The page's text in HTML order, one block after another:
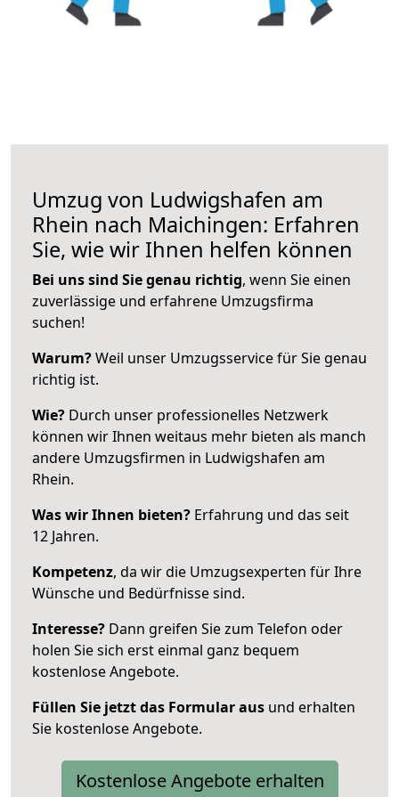
Umzug von Ludwigshafen am
Rhein nach Maichingen: Erfahren
Sie, wie wir Ihnen helfen können
Bei uns sind Sie genau richtig, wenn Sie einen
zuverlässige und erfahrene Umzugsfirma
suchen!
Warum?Weil unser Umzugsservice für Sie genau
richtig ist.
Wie? Durch unser professionelles Netzwerk
können wir Ihnen weitaus mehr bieten als manch
andere Umzugsfirmen in Ludwigshafen am
Rhein.
Was wir Ihnen bieten? Erfahrung und das seit
12 Jahren.
Kompetenz, da wir die Umzugsexperten für Ihre
Wünsche und Bedürfnisse sind.
Interesse? Dann greifen Sie zum Telefon oder
holen Sie sich erst einmal ganz bequem
kostenlose Angebote.
Füllen Sie jetzt das Formular aus und erhalten
Sie kostenlose Angebote.
Kostenlose Angebote erhalten